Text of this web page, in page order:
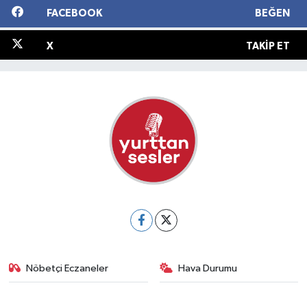
FACEBOOK BEĞEN
X TAKIP ET
Nöbetçi Eczaneler Hava Durumu